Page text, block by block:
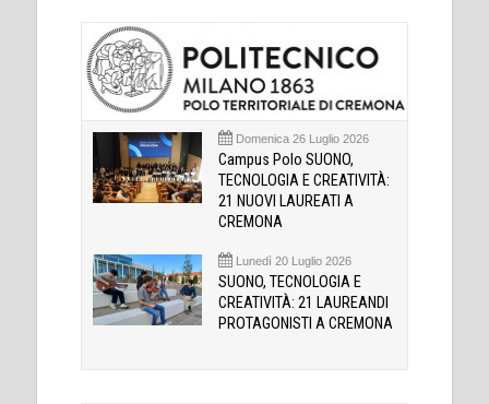
Domenica 26 Luglio 2026
Campus Polo SUONO,
TECNOLOGIA E CREATIVITÀ:
21 NUOVI LAUREATI A
CREMONA
Lunedì 20 Luglio 2026
SUONO, TECNOLOGIA E
CREATIVITÀ: 21 LAUREANDI
PROTAGONISTI A CREMONA